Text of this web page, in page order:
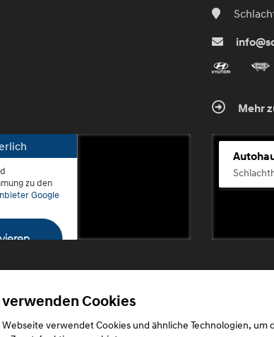
zu den
Google
Mehr
Cookies
Webseite verwendet Cookies und ähnliche Technologien, um